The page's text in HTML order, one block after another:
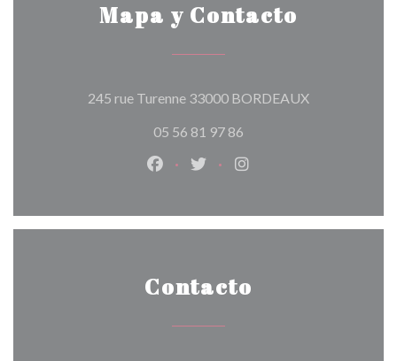
Mapa y Contacto
245 rue Turenne 33000 BORDEAUX((abre en una
05 56 81 97 86
Facebook ((abre en una nueva
Twitter ((abre en una nueva
Instagram ((abre en
Contacto